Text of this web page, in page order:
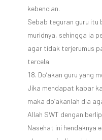
kebencian.
Sebab teguran guru itu
muridnya, sehingga ia
agar tidak terjerumus
tercela.
Do’akan guru yang
Jika mendapat kabar
maka do’akanlah dia
Allah SWT dengan
Nasehat ini hendaknya